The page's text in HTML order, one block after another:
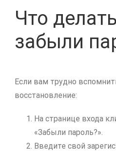
Что
забыли
Если вам трудно
восстановление:
На странице входа
«Забыли пароль?».
Введите свой